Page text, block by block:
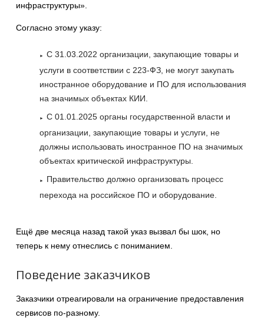
инфраструктуры».
Согласно этому указу:
С 31.03.2022 организации, закупающие товары и
услуги в соответствии с 223-ФЗ, не могут закупать
иностранное оборудование и ПО для использования
на значимых объектах КИИ.
С 01.01.2025 органы государственной власти и
организации, закупающие товары и услуги, не
должны использовать иностранное ПО на значимых
объектах критической инфраструктуры.
Правительство должно организовать процесс
перехода на российское ПО и оборудование.
Ещё две месяца назад такой указ вызвал бы шок, но
теперь к нему отнеслись с пониманием.
Поведение заказчиков
Заказчики отреагировали на ограничение предоставления
сервисов по-разному.